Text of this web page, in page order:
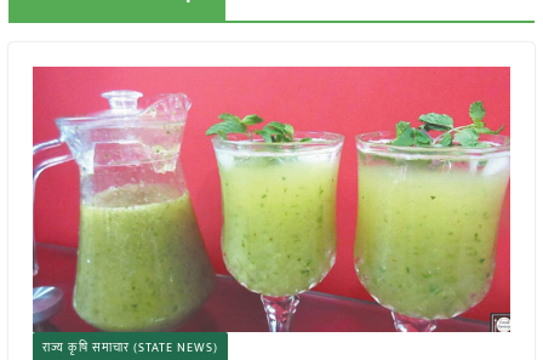
राज्य कृषि समाचार (STATE NEWS)